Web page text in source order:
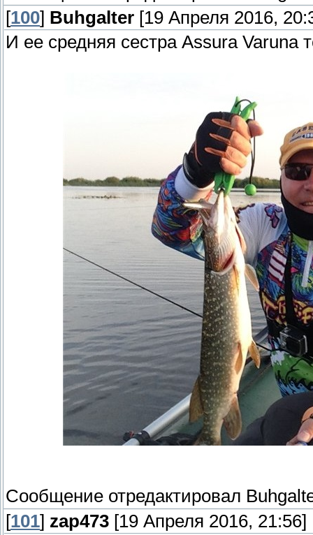
[100] Buhgalter [19 Апреля 2016,
И ее средняя сестра Assura Varuna
Сообщение отредактировал
[101] zap473 [19 Апреля 2016, 21:56]